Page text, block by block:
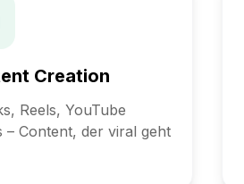
Creation
Reels, YouTube
– Content, der viral geht